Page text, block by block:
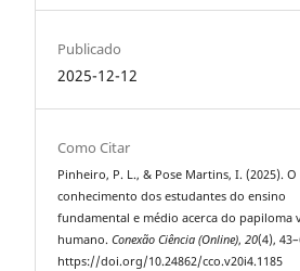
Publicado
2025-12-12
Como Citar
Pinheiro, P. L., & Pose Martins, I. (2025). O
conhecimento dos estudantes do ensino
fundamental e médio acerca do papiloma
humano.Conexão Ciência (Online),20(4),
https://doi.org/10.24862/cco.v20i4.1185